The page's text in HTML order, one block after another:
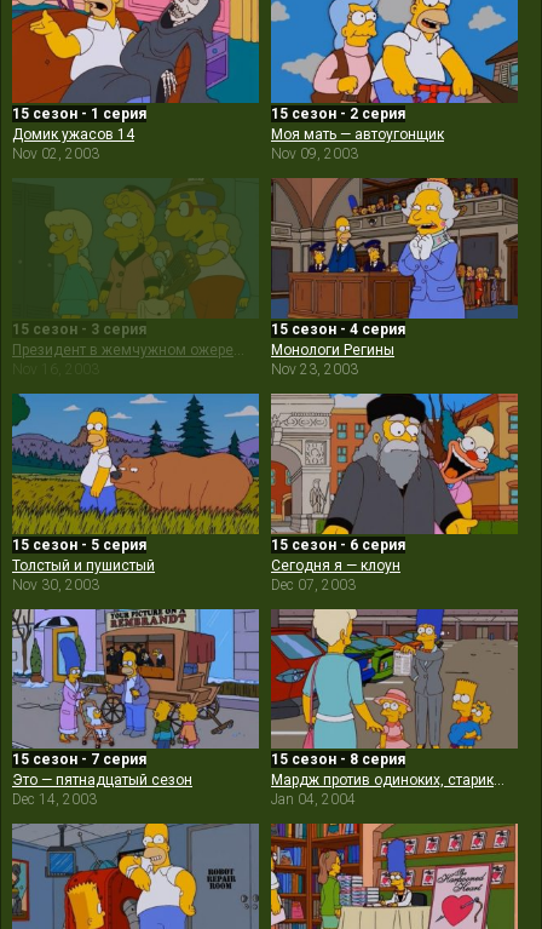
15 сезон - 1 серия
Домик ужасов 14
Nov 02, 2003
15 сезон - 2 серия
Моя мать — автоугонщик
Nov 09, 2003
15 сезон - 3 серия
Президент в жемчужном ожерелье
Nov 16, 2003
15 сезон - 4 серия
Монологи Регины
Nov 23, 2003
15 сезон - 5 серия
Толстый и пушистый
Nov 30, 2003
15 сезон - 6 серия
Сегодня я — клоун
Dec 07, 2003
15 сезон - 7 серия
Это — пятнадцатый сезон
Dec 14, 2003
15 сезон - 8 серия
Мардж против одиноких, стариков, бездетных пар, подростков и геев
Jan 04, 2004